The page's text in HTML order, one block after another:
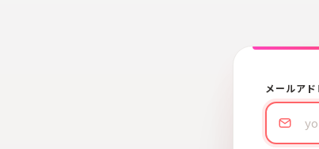
メールア